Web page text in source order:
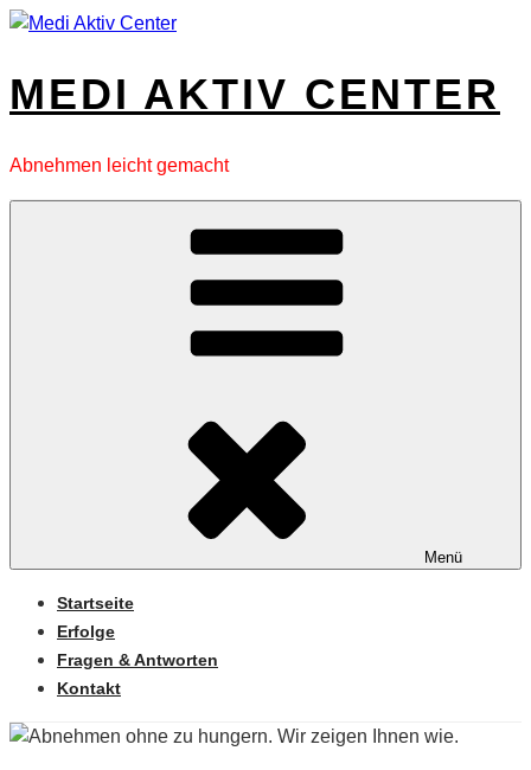
Zum
springen
MEDI AKTIV CENTER
Abnehmen leicht gemacht
Menü
Startseite
Erfolge
Fragen & Antworten
Kontakt